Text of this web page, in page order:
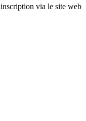
via le site web